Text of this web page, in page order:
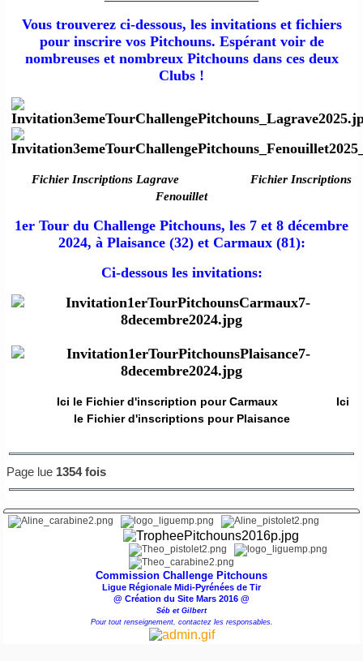
Vous trouverez ci-dessous, les invitations et fichiers
pour inscrire vos Pitchouns. Espérant voir de
nombreuses et nombreux Pitchouns dans ces deux
Clubs !
Fichier Inscriptions Lagrave
Fichier Inscriptions
Fenouillet
1er Tour du Challenge Pitchouns, les 7 et 8 décembre
2024, à Plaisance (32) et Carmaux (81):
Ci-dessous les invitations:
Ici le Fichier d'inscription pour Carmaux
Ici
le Fichier d'inscriptions pour Plaisance
Page lue 1354 fois
Commission Challenge Pitchouns
Ligue Régionale Midi-Pyrénées de Tir
@ Création du Site Mars 2016 @
Séb et Gilbert
Pour tout renseignement, contactez les responsables.